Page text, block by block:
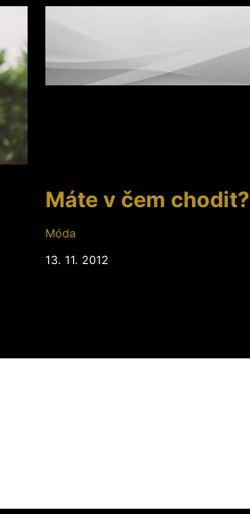
Máte v čem chodit?
Móda
13. 11. 2012